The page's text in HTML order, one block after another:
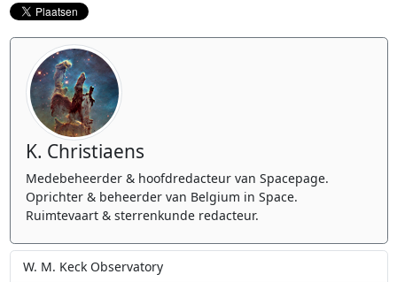
K. Christiaens
Medebeheerder & hoofdredacteur van Spacepage.
Oprichter & beheerder van Belgium in Space.
Ruimtevaart & sterrenkunde redacteur.
W. M. Keck Observatory